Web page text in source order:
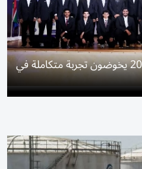
طلبة «سفراؤنا» الدولي 2026 يخوضون تجربة متكاملة في